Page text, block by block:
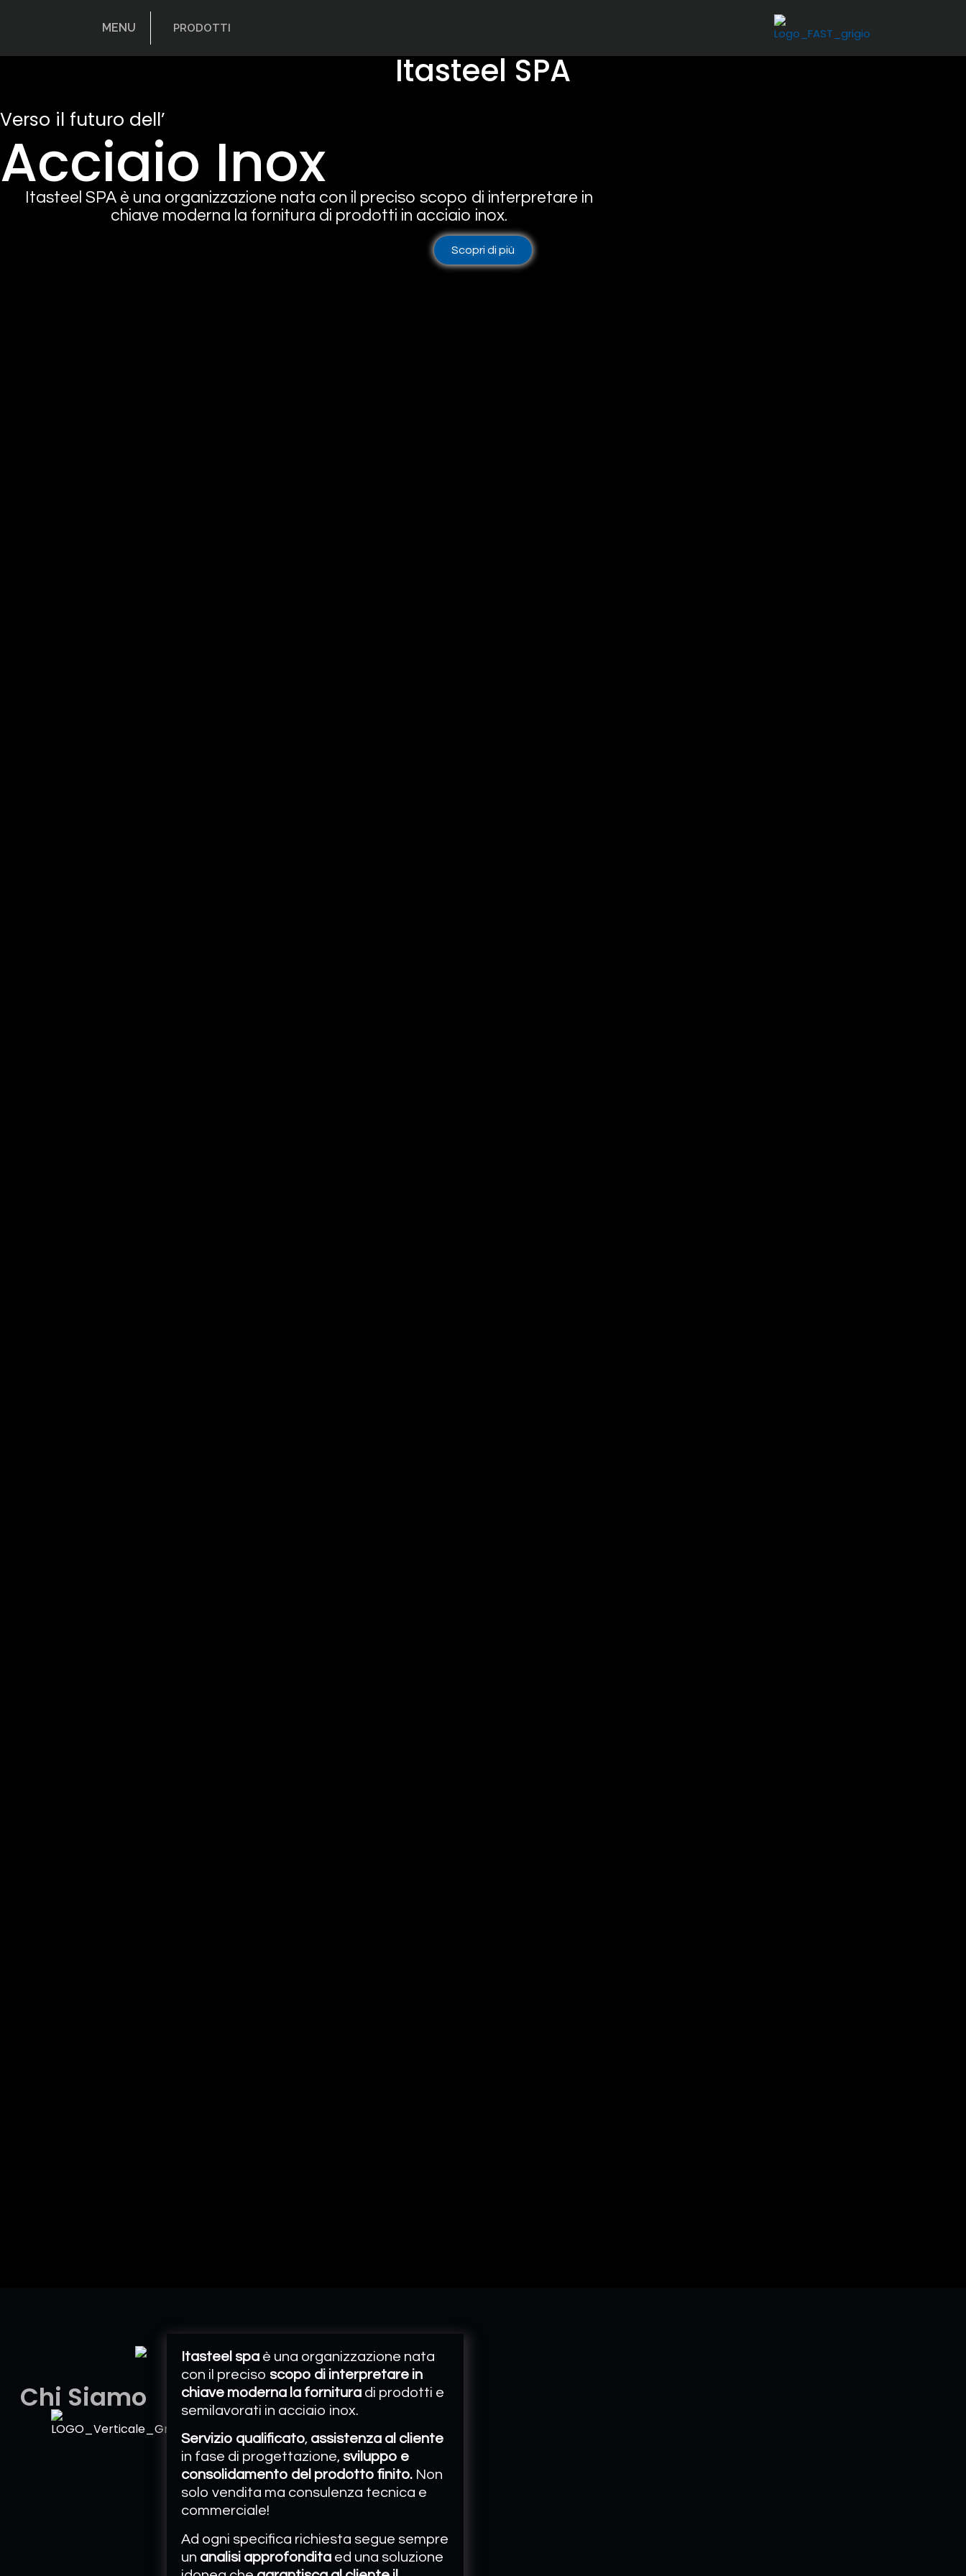
MENU PRODOTTI
Itasteel SPA
Verso il futuro dell’
Acciaio Inox
Itasteel SPA è una organizzazione nata con il preciso scopo di interpretare in
chiave moderna la fornitura di prodotti in acciaio inox.
Scopri di più
Chi Siamo
Itasteel spa è una organizzazione nata
con il preciso scopo di interpretare in
chiave moderna la fornitura di prodotti e
semilavorati in acciaio inox.
Servizio qualificato, assistenza al cliente
in fase di progettazione, sviluppo e
consolidamento del prodotto finito. Non
solo vendita ma consulenza tecnica e
commerciale!
​Ad ogni specifica richiesta segue sempre
un analisi approfondita ed una soluzione